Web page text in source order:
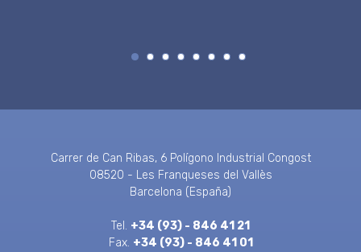
Carrer de Can Ribas, 6 Polígono Industrial Congost
08520 - Les Franqueses del Vallès
Barcelona (España)
Tel. +34 (93) - 846 41 21
Fax. +34 (93) - 846 41 01